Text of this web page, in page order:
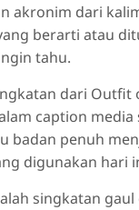
akronim dari
berarti atau
tahu.
dari Outfit
caption media
badan penuh
digunakan hari
singkatan